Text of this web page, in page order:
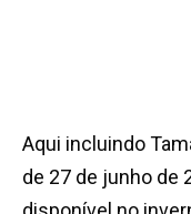
Aqui incluindo
de 27 de junho de